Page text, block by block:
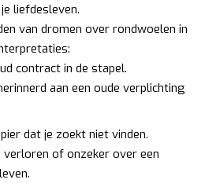
liefdesleven.
van dromen over rondwoelen in
contract in de stapel.
aan een oude verplichting
dat je zoekt niet vinden.
verloren of onzeker over een